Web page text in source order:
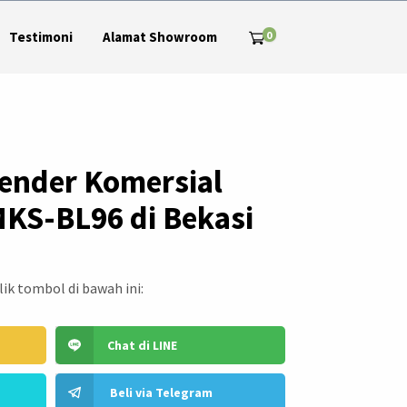
Testimoni Alamat Showroom 0
Komersial
BL96 di Bekasi
tombol di bawah ini:
Chat di LINE
Beli via Telegram